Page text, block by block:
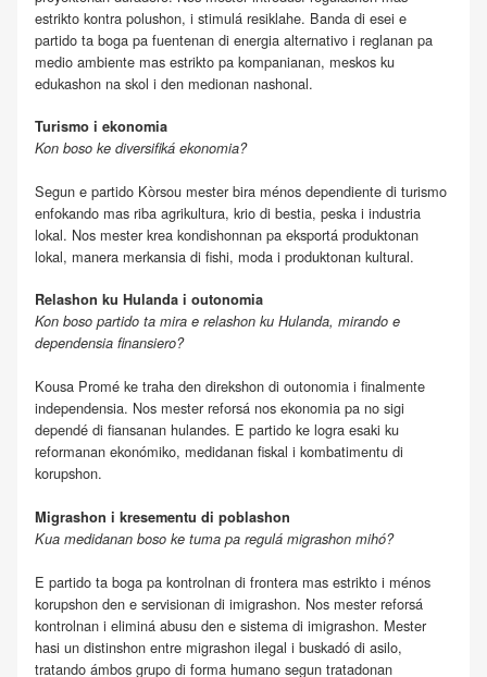
estrikto kontra polushon, i stimulá resiklahe. Banda di esei e
partido ta boga pa fuentenan di energia alternativo i reglanan pa
medio ambiente mas estrikto pa kompanianan, meskos ku
edukashon na skol i den medionan nashonal.
Turismo i ekonomia
Kon boso ke diversifiká ekonomia?
Segun e partido Kòrsou mester bira ménos dependiente di turismo
enfokando mas riba agrikultura, krio di bestia, peska i industria
lokal. Nos mester krea kondishonnan pa eksportá produktonan
lokal, manera merkansia di fishi, moda i produktonan kultural.
Relashon ku Hulanda i outonomia
Kon boso partido ta mira e relashon ku Hulanda, mirando e
dependensia finansiero?
Kousa Promé ke traha den direkshon di outonomia i finalmente
independensia. Nos mester reforsá nos ekonomia pa no sigi
dependé di fiansanan hulandes. E partido ke logra esaki ku
reformanan ekonómiko, medidanan fiskal i kombatimentu di
korupshon.
Migrashon i kresementu di poblashon
Kua medidanan boso ke tuma pa regulá migrashon mihó?
E partido ta boga pa kontrolnan di frontera mas estrikto i ménos
korupshon den e servisionan di imigrashon. Nos mester reforsá
kontrolnan i eliminá abusu den e sistema di imigrashon. Mester
hasi un distinshon entre migrashon ilegal i buskadó di asilo,
tratando ámbos grupo di forma humano segun tratadonan